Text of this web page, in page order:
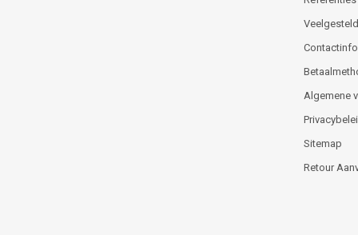
Algemene
Sitemap
Retour